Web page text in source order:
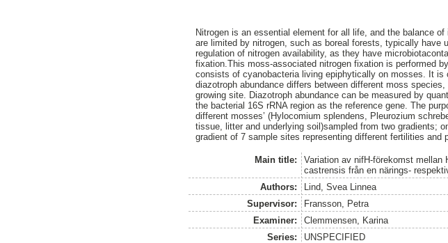
Nitrogen is an essential element for all life, and the balance
are limited by nitrogen, such as boreal forests, typically
regulation of nitrogen availability, as they have
fixation.This moss-associated nitrogen fixation is performed
consists of cyanobacteria living epiphytically on mosses. It is
diazotroph abundance differs between different moss
growing site. Diazotroph abundance can be measured by
the bacterial 16S rRNA region as the reference gene. The
different mosses’ (Hylocomium splendens, Pleurozium
tissue, litter and underlying soil)sampled from two gradients;
gradient of 7 sample sites representing different fertilities and
Main title:
Variation av nifH-förekomst
castrensis från en närings-
Authors:
Lind, Svea Linnea
Supervisor:
Fransson, Petra
Examiner:
Clemmensen, Karina
Series:
UNSPECIFIED